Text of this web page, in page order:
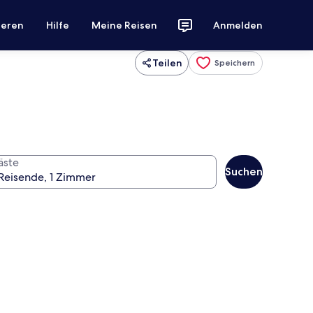
Hilfe Meine Reisen Anmelden
Teilen Speichern
Suchen